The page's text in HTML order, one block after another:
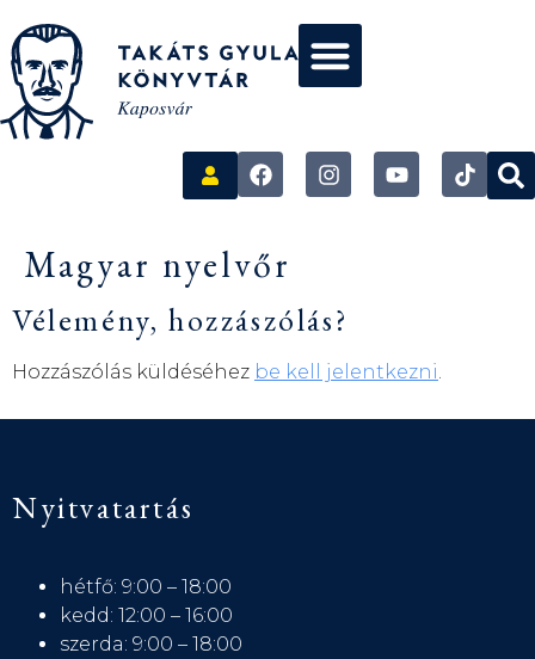
Magyar nyelvőr
Vélemény, hozzászólás?
Hozzászólás küldéséhez be kell jelentkezni.
Nyitvatartás
hétfő: 9:00 – 18:00
kedd: 12:00 – 16:00
szerda: 9:00 – 18:00